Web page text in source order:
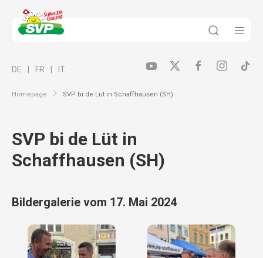
Homepage SVP bi de Lüt in Schaffhausen (SH)
DE FR IT
SVP bi de Lüt in
Schaffhausen (SH)
Bildergalerie vom 17. Mai 2024